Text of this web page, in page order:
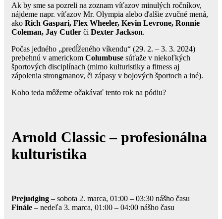
Ak by sme sa pozreli na zoznam víťazov minulých ročníkov,
nájdeme napr. víťazov Mr. Olympia alebo ďalšie zvučné mená,
ako Rich Gaspari, Flex Wheeler, Kevin Levrone, Ronnie
Coleman, Jay Cutler či Dexter Jackson.
Počas jedného „predĺženého víkendu“ (29. 2. – 3. 3. 2024)
prebehnú v americkom Columbuse súťaže v niekoľkých
športových disciplínach (mimo kulturistiky a fitness aj
zápolenia strongmanov, či zápasy v bojových športoch a iné).
Koho teda môžeme očakávať tento rok na pódiu?
Arnold Classic – profesionálna
kulturistika
Prejudging – sobota 2. marca, 01:00 – 03:30 nášho času
Finále – nedeľa 3. marca, 01:00 – 04:00 nášho času